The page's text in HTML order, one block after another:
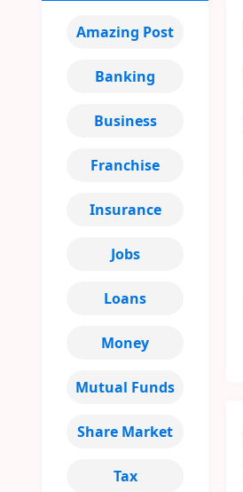
Amazing Post
Banking
Business
Franchise
Insurance
Jobs
Loans
Money
Mutual Funds
Share Market
Tax